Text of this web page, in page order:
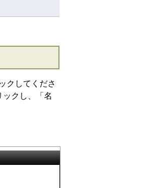
クしてくださ
クし、「名